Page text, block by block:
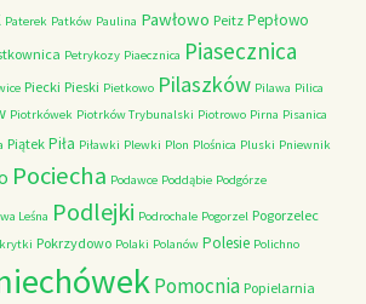
Paterek Patków Paulina Pawłowo Peitz Pepłowo
Petrykozy Piaecznica Piasecznica
Piecki Pieski Pietkowo Pilaszków Pilawa Pilica
Piotrkówek Piotrków Trybunalski Piotrowo Pirna Pisanica
Piątek Piła Piławki Plewki Plon Plośnica Pluski Pniewnik
Pociecha Podawce Poddąbie Podgórze
Leśna Podlejki Podrochale Pogorzel Pogorzelec
Pokrzydowo Polaki Polanów Polesie Polichno
Pomocnia Popielarnia